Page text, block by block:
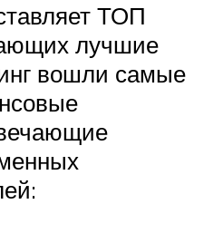
ТОП
лучшие
вошли самые